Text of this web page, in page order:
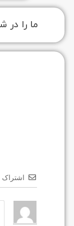
ما را در
اشتراک